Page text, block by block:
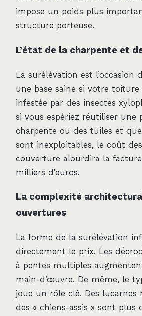
impose un poids plus
structure porteuse.
L’état de la charpente et
La surélévation est l’occasion
une base saine si votre toiture
infestée par des insectes
si vous espériez réutiliser une
charpente ou des tuiles et
sont inexploitables, le coût
couverture alourdira la
milliers d’euros.
La complexité
ouvertures
La forme de la surélévation
directement le prix. Les
à pentes multiples
main-d’œuvre. De même, le
joue un rôle clé. Des lucarnes
des « chiens-assis » sont plus